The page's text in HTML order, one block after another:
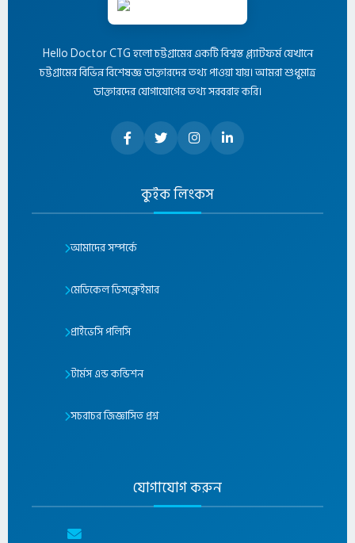
Hello Doctor CTG হলো চট্টগ্রামের একটি বিশ্বস্ত প্ল্যাটফর্ম যেখানে
চট্টগ্রামের বিভিন্ন বিশেষজ্ঞ ডাক্তারদের তথ্য পাওয়া যায়। আমরা শুধুমাত্র
ডাক্তারদের যোগাযোগের তথ্য সরবরাহ করি।
কুইক লিংকস
আমাদের সম্পর্কে
মেডিকেল ডিসক্লেইমার
প্রাইভেসি পলিসি
টার্মস এন্ড কন্ডিশন
সচরাচর জিজ্ঞাসিত প্রশ্ন
যোগাযোগ করুন